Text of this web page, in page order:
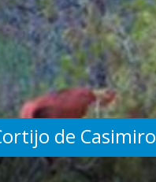
de Casimiro